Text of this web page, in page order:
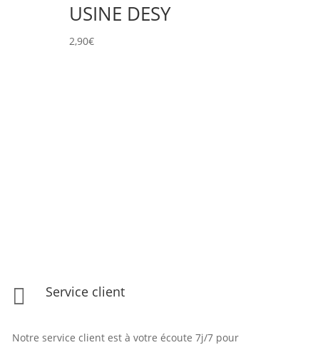
USINE DESY
2,90€
 Service client
Notre service client est à votre écoute 7j/7 pour